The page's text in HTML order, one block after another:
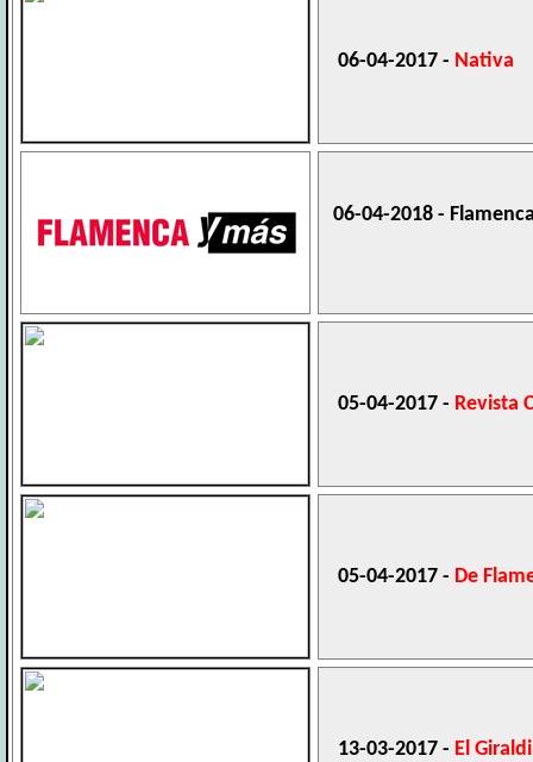
06-04-2017 - Nativa
06-04-2018 -
05-04-2017 - Revista
05-04-2017 - De
13-03-2017 - El